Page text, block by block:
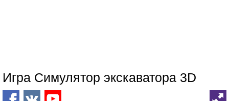
Игра Симулятор экскаватора 3D